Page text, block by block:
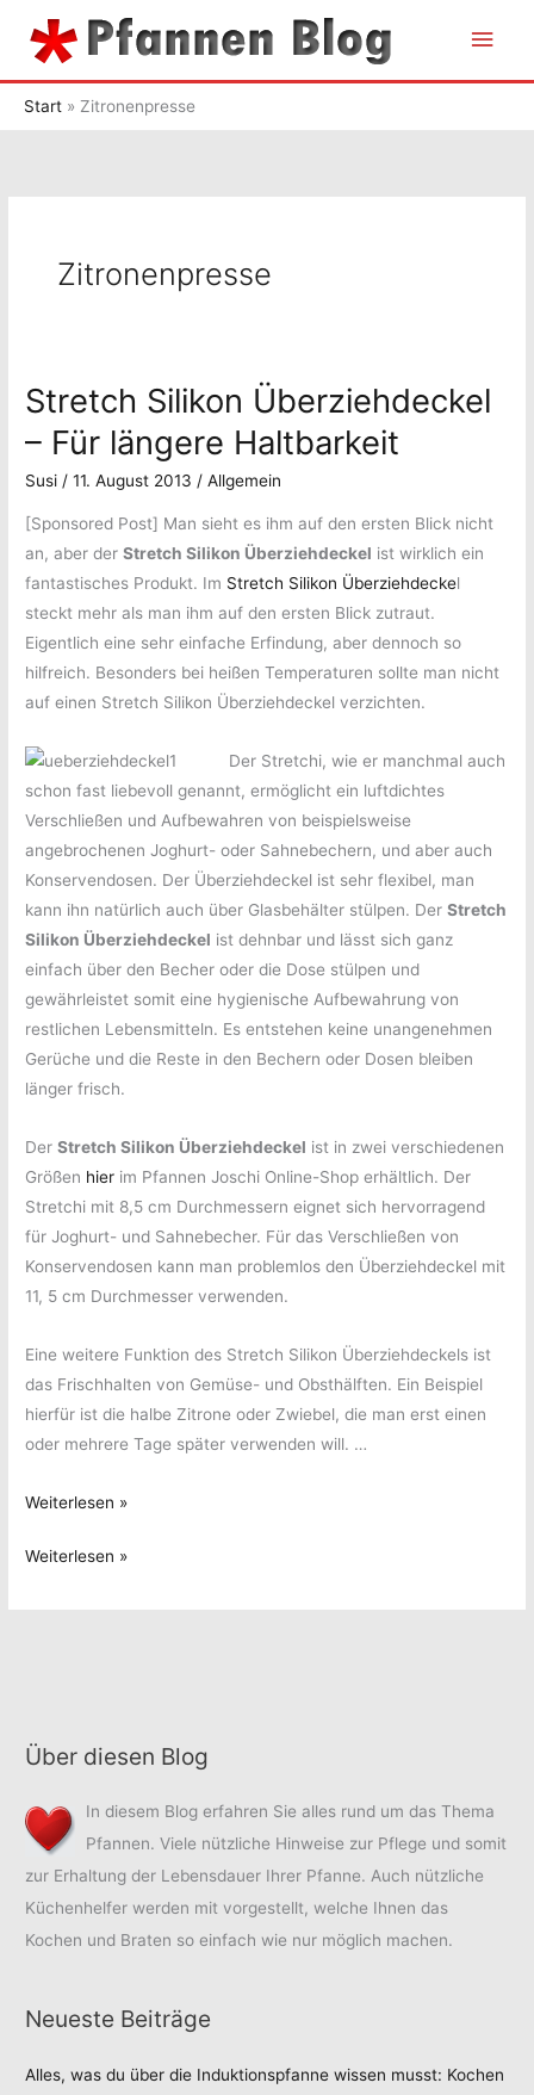
Inhalt
Start Zitronenpresse
Zitronenpresse
Stretch Silikon Überziehdeckel
– Für längere Haltbarkeit
Susi /11. August 2013 /Allgemein
[Sponsored Post] Man sieht es ihm auf den ersten Blick nicht
an, aber derStretch Silikon Überziehdeckel ist wirklich ein
fantastisches Produkt. Im Stretch Silikon Überziehdeckel
steckt mehr als man ihm auf den ersten Blick zutraut.
Eigentlich eine sehr einfache Erfindung, aber dennoch so
hilfreich. Besonders bei heißen Temperaturen sollte man nicht
auf einen Stretch Silikon Überziehdeckel verzichten.
Der Stretchi, wie er manchmal auch
schon fast liebevoll genannt, ermöglicht ein luftdichtes
Verschließen und Aufbewahren von beispielsweise
angebrochenen Joghurt- oder Sahnebechern, und aber auch
Konservendosen. Der Überziehdeckel ist sehr flexibel, man
kann ihn natürlich auch über Glasbehälter stülpen. DerStretch
Silikon Überziehdeckel ist dehnbar und lässt sich ganz
einfach über den Becher oder die Dose stülpen und
gewährleistet somit eine hygienische Aufbewahrung von
restlichen Lebensmitteln. Es entstehen keine unangenehmen
Gerüche und die Reste in den Bechern oder Dosen bleiben
länger frisch.
DerStretch Silikon Überziehdeckel ist in zwei verschiedenen
Größen hier im Pfannen Joschi Online-Shop erhältlich. Der
Stretchi mit 8,5 cm Durchmessern eignet sich hervorragend
für Joghurt- und Sahnebecher. Für das Verschließen von
Konservendosen kann man problemlos den Überziehdeckel mit
11, 5 cm Durchmesser verwenden.
Eine weitere Funktion des Stretch Silikon Überziehdeckels ist
das Frischhalten von Gemüse- und Obsthälften. Ein Beispiel
hierfür ist die halbe Zitrone oder Zwiebel, die man erst einen
oder mehrere Tage später verwenden will. …
Stretch
Überziehdeckel
Weiterlesen »
Stretch
Weiterlesen »
Über diesen Blog
In diesem Blog erfahren Sie alles rund um das Thema
Pfannen. Viele nützliche Hinweise zur Pflege und somit
zur Erhaltung der Lebensdauer Ihrer Pfanne. Auch nützliche
Küchenhelfer werden mit vorgestellt, welche Ihnen das
Kochen und Braten so einfach wie nur möglich machen.
Neueste Beiträge
Alles, was du über die Induktionspfanne wissen musst: Kochen